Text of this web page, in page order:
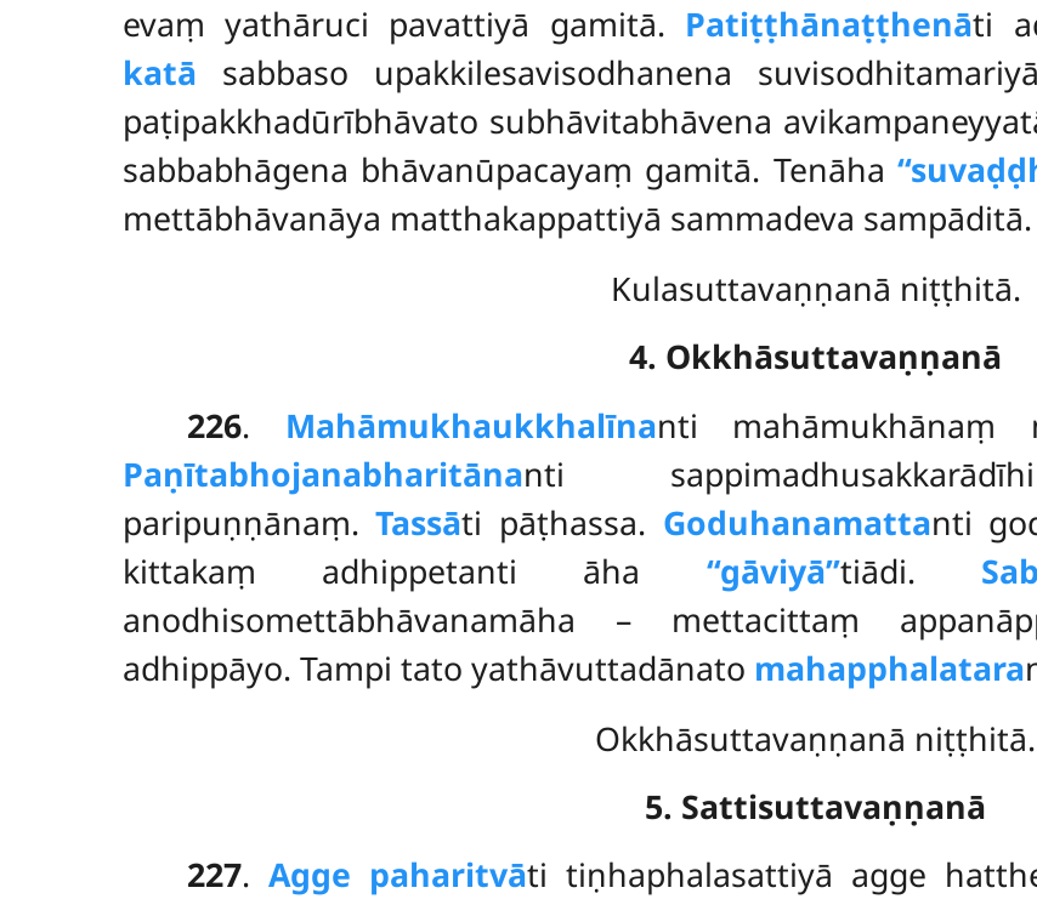
evaṃ yathāruci pavattiyā gamitā. Patiṭṭhānaṭṭhenāti
katā sabbaso upakkilesavisodhanena
paṭipakkhadūrībhāvato subhāvitabhāvena
sabbabhāgena bhāvanūpacayaṃ gamitā. Tenāha
mettābhāvanāya matthakappattiyā sammadeva sampāditā.
Kulasuttavaṇṇanā niṭṭhitā.
4. Okkhāsuttavaṇṇanā
226. Mahāmukhaukkhalīnanti mahāmukhānaṃ
Paṇītabhojanabharitānanti
paripuṇṇānaṃ.Tassāti pāṭhassa. Goduhanamattanti
kittakaṃ adhippetanti āha ‘‘gāviyā’’tiādi.
anodhisomettābhāvanamāha – mettacittaṃ
adhippāyo. Tampi tato yathāvuttadānato mahapphalatara
Okkhāsuttavaṇṇanā niṭṭhitā.
5. Sattisuttavaṇṇanā
227.Agge paharitvāti tiṇhaphalasattiyā agge